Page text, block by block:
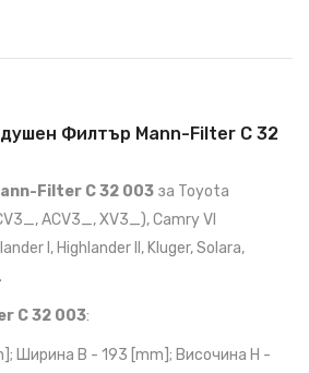
Филтър Mann-Filter C 32
Filter C 32 003 за Toyota
ACV3_, XV3_), Camry VI
I, Highlander II, Kluger, Solara,
C 32 003:
Ширина B - 193 [mm]; Височина H -